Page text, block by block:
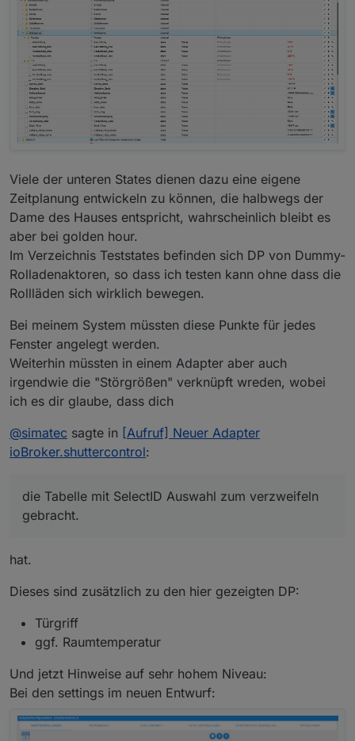
Viele der unteren States dienen dazu eine eigene
Zeitplanung entwickeln zu können, die halbwegs der
Dame des Hauses entspricht, wahrscheinlich bleibt es
aber bei golden hour.
Im Verzeichnis Teststates befinden sich DP von Dummy-
Rolladenaktoren, so dass ich testen kann ohne dass die
Rollläden sich wirklich bewegen.
Bei meinem System müssten diese Punkte für jedes
Fenster angelegt werden.
Weiterhin müssten in einem Adapter aber auch
irgendwie die "Störgrößen" verknüpft wreden, wobei
ich es dir glaube, dass dich
@simatec sagte in [Aufruf] Neuer Adapter
ioBroker.shuttercontrol:
die Tabelle mit SelectID Auswahl zum verzweifeln
gebracht.
hat.
Dieses sind zusätzlich zu den hier gezeigten DP:
Türgriff
ggf. Raumtemperatur
Und jetzt Hinweise auf sehr hohem Niveau:
Bei den settings im neuen Entwurf: